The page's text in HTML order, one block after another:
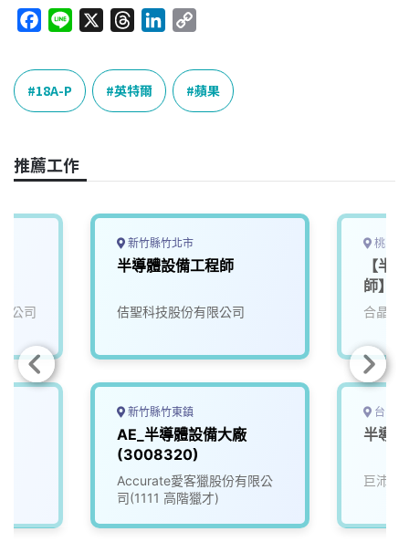
c
e
b
o
k
n
r
e
a
k
n
p
y
L
k
18A-P 英特爾 蘋果
推薦工作
公司
新竹縣竹北市
半導體設備工程師
佶聖科技股份有限公司
新竹縣竹東鎮
AE_半導體設備大廠
(3008320)
Accurate愛客獵股份有限公
司(1111 高階獵才)
桃園
【半
師】
合晶科
台中
半導
巨沛股